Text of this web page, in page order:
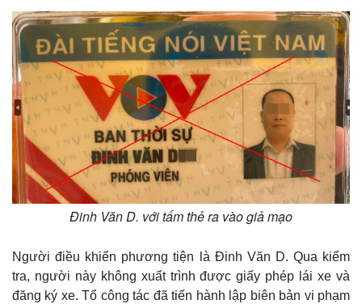
Đinh Văn D. với tấm thẻ ra vào giả mạo
Người điều khiển phương tiện là Đinh Văn D. Qua kiểm
tra, người này không xuất trình được giấy phép lái xe và
đăng ký xe. Tổ công tác đã tiến hành lập biên bản vi phạm